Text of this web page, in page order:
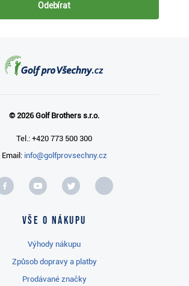
Odebírat
© 2026 Golf Brothers s.r.o.
Tel.: +420 773 500 300
Email: info@golfprovsechny.cz
Vše o nákupu
Výhody nákupu
Způsob dopravy a platby
Prodávané značky